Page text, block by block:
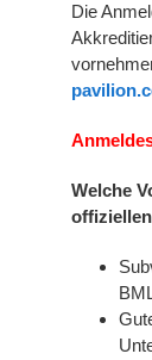
Die
Welche